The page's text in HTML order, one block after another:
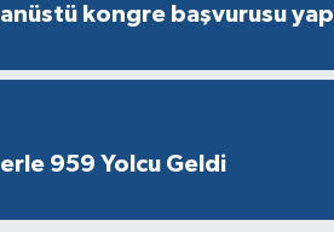
kongre başvurusu
959 Yolcu Geldi